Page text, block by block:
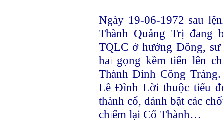
Ngày 19-06-1972 sau
Thành Quảng Trị đang
TQLC ở hướng Đông,
hai gọng kềm tiến lên
Thành Đinh Công
Lê Đình Lời thuộc tiểu
thành cổ, đánh bật các
chiếm lại Cổ Thành…